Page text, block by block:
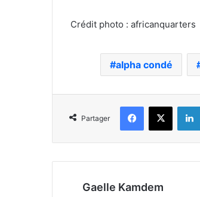
Crédit photo : africanquarters
alpha condé
Partager
Facebook
X
Gaelle Kamdem